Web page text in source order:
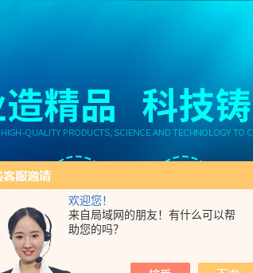
欢迎您！
来自局域网的朋友！有什么可以帮
助您的吗？